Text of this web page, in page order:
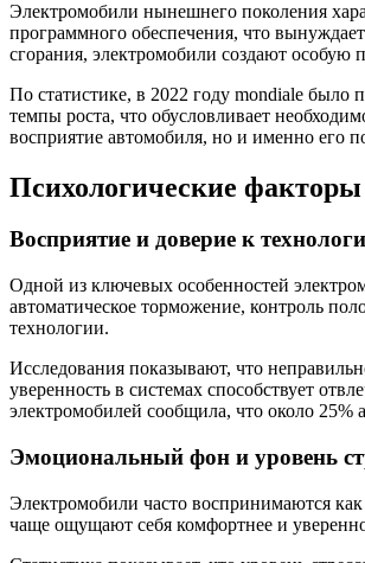
Электромобили нынешнего поколения
программного обеспечения, что
сгорания, электромобили создают особую
По статистике, в 2022 году mondiale было
темпы роста, что обусловливает
восприятие автомобиля, но и именно его
Психологические
Восприятие и доверие к
Одной из ключевых особенностей
автоматическое торможение, контроль
технологии.
Исследования показывают, что
уверенность в системах способствует
электромобилей сообщила, что около
Эмоциональный фон и уровень
Электромобили часто воспринимаются
чаще ощущают себя комфортнее и